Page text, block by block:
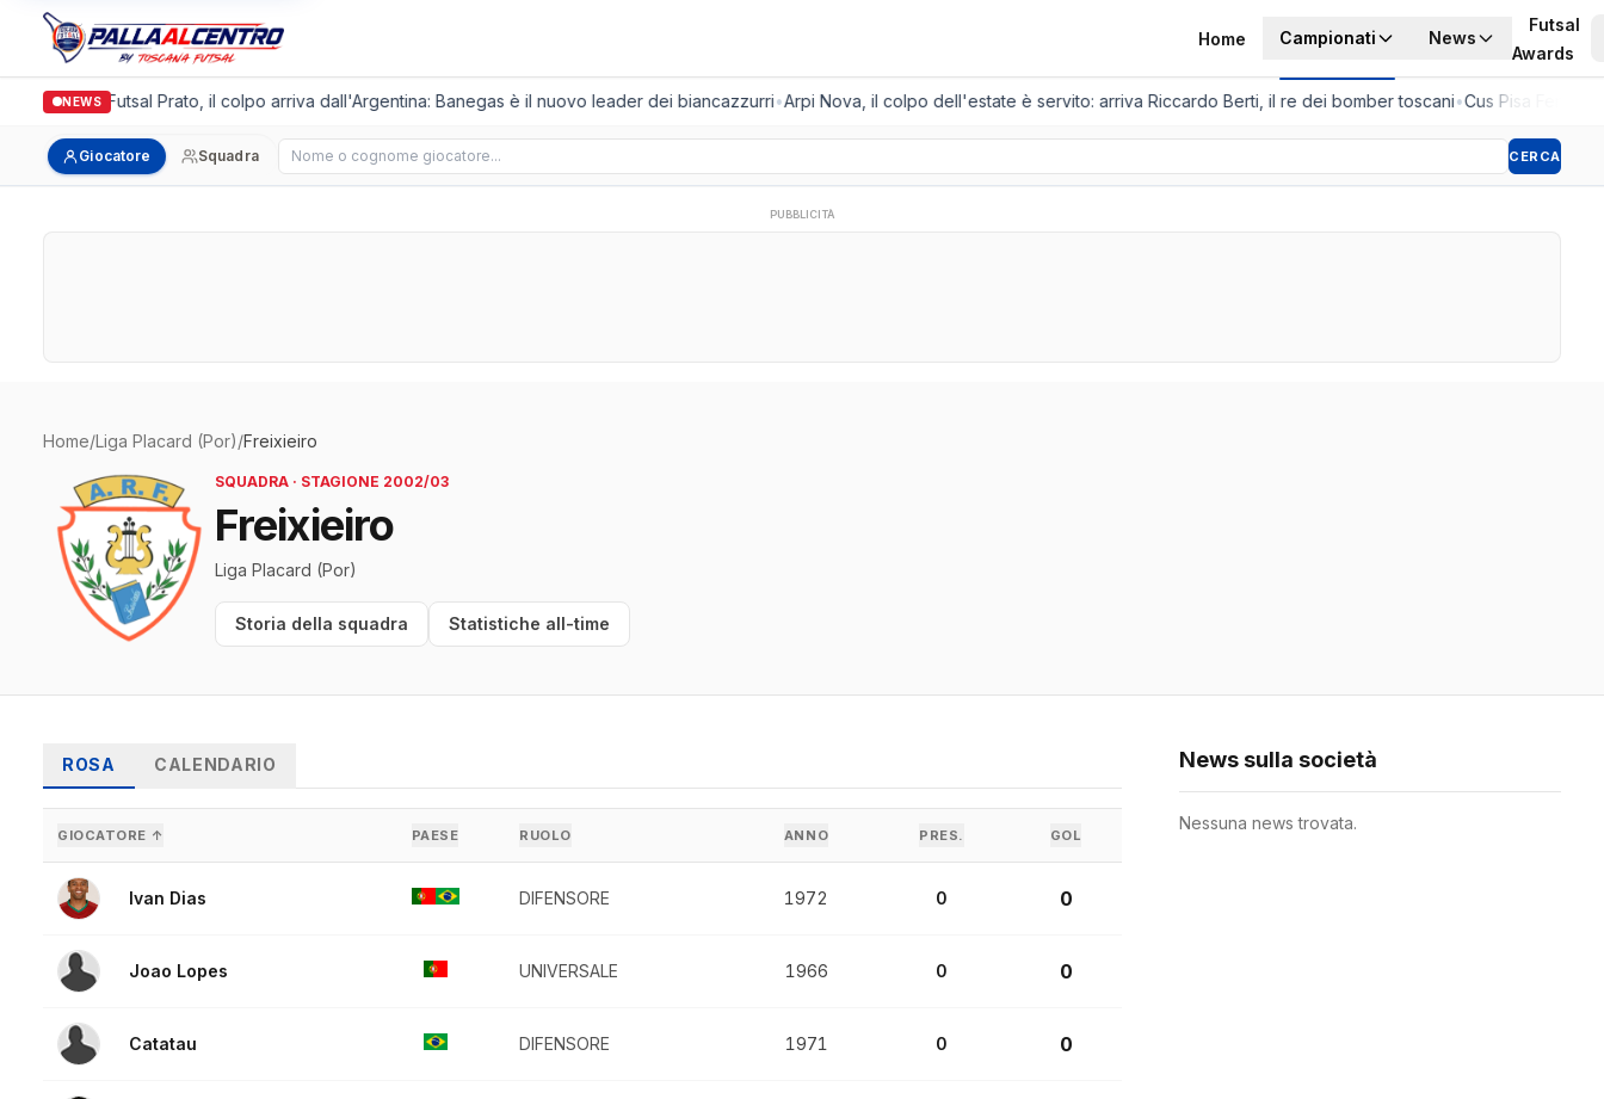
Home Campionati News
Futsal
Awards
NEWS
Italgronda Futsal Prato, il colpo arriva dall'Argentina: Banegas è il nuovo leader dei biancazzurri•Arpi Nova, il colpo dell'estate è servito: arriva Riccardo Berti, il re dei bomber toscani•Cus Pisa
Giocatore Squadra Cerca giocatore CERCA
PUBBLICITÀ
Home/Liga Placard (Por)/Freixieiro
SQUADRA · STAGIONE 2002/03
Freixieiro
Liga Placard (Por)
Storia della squadra Statistiche all-time
ROSA CALENDARIO
GIOCATORE ↑ PAESE RUOLO ANNO PRES. GOL
Ivan Dias DIFENSORE 1972 0 0
Joao Lopes UNIVERSALE 1966 0 0
Catatau DIFENSORE 1971 0 0
News sulla società
Nessuna news trovata.